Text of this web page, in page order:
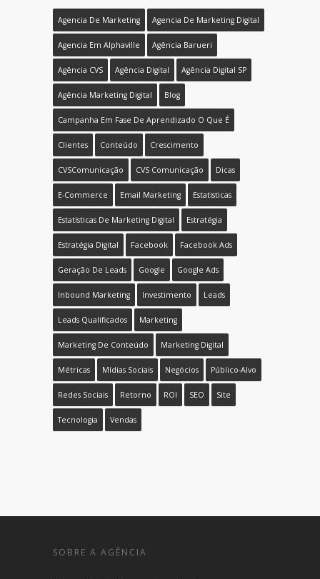
Agencia De Marketing Agencia De Marketing Digital
Agencia Em Alphaville Agência Barueri
Agência CVS Agência Digital Agência Digital SP
Agência Marketing Digital Blog
Campanha Em Fase De Aprendizado O Que É
Clientes Conteúdo Crescimento
CVSComunicação CVS Comunicação Dicas
E-Commerce Email Marketing Estatisticas
Estatísticas De Marketing Digital Estratégia
Estratégia Digital Facebook Facebook Ads
Geração De Leads Google Google Ads
Inbound Marketing Investimento Leads
Leads Qualificados Marketing
Marketing De Conteúdo Marketing Digital
Métricas Mídias Sociais Negócios Público-Alvo
Redes Sociais Retorno ROI SEO Site
Tecnologia Vendas
SOBRE A AGÊNCIA